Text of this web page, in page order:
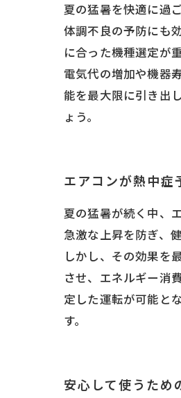
夏の猛暑を快適に過
体調不良の予防にも
に合った機種選定が
電気代の増加や機器
能を最大限に引き出
ょう。
エアコンが熱中症
夏の猛暑が続く中、
急激な上昇を防ぎ、
しかし、その効果を
させ、エネルギー消
定した運転が可能と
す。
安心して使うため